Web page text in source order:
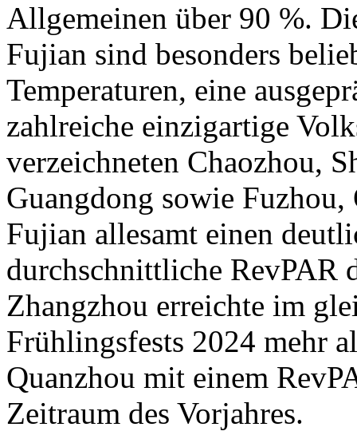
Allgemeinen über 90 %.
Fujian sind besonders
Temperaturen, eine
zahlreiche einzigartige
verzeichneten Chaozhou,
Guangdong sowie
Fujian allesamt einen
durchschnittliche RevPAR
Zhangzhou erreichte im
Frühlingsfests 2024 mehr
Quanzhou mit einem
Zeitraum des Vorjahres.